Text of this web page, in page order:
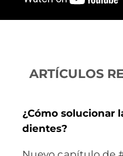
ARTÍCULOS
¿Cómo solucionar
dientes?